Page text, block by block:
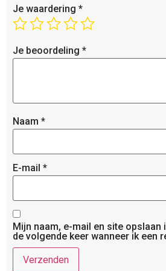
Je waardering *
Je beoordeling *
Naam *
E-mail *
Mijn naam, e-mail en site
de volgende keer wanneer ik een